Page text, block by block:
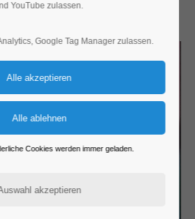
YouTube zulassen.
Google Tag Manager zulassen.
Cookies werden immer geladen.